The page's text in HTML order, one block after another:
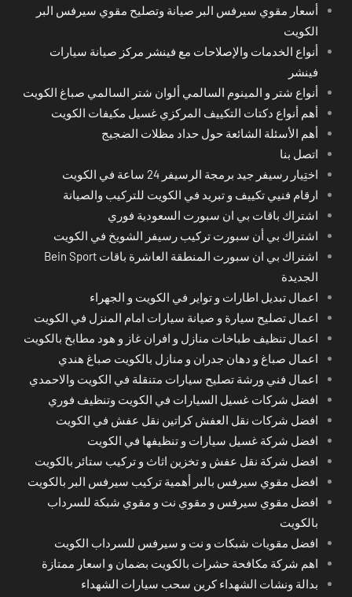
أسعار مقوي سيرفس البر صيانة وتصليح مقوي سيرفس البر
الكويت
أنواع الخدمات والإصلاحات مع فينشر مركز صيانة سيارات
فينشر
أنواع شتر و المينوم السالمي ألوان شتر السالمي صباغ الكويت
أهم أنواع دكتات التكييف المركزي غسيل مكيفات الكويت
أهم الأسئلة الشائعة حول حداد مظلات الضجيج
اتصل بنا
اختِيار رسيفر جيد برمجة الرسيفر 24 ساعة في الكويت
ارقام فنيي تكييف و تبريد في الكويت للتركيب والصيانة
اشتراك باقات بي ان سبورت السعودية فوري
اشتراك بي أن سبورت تركيب رسيفر الشويخ في الكويت
اشتراك بي ان سبورت المنطقة العاشرة باقات Bein Sport
الجديدة
اعمال تبديل اطارات و تواير في الكويت و الجهراء
اعمال تصليح سيارة و صيانة سيارات امام المنزل في الكويت
اعمال تنظيف طباخات منازل و افران غاز و هود مطابخ بالكويت
اعمال صباغ و دهان جدران و منازل بالكويت صباغ هندي
اعمال فني ورشة تصليح سيارات متنقلة في الكويت والاحمدي
افضل شركات غسيل السيارات في الكويت وتنظيف فوري
افضل شركات نقل العفش كراتين نقل عفش في الكويت
افضل شركة غسيل سيارات و تنظيفها في الكويت
افضل شركة نقل عفش و تخزين اثاث و تركيب ستائر بالكويت
افضل مقوي سيرفس بالبر أهمية تركيب سيرفس البر بالكويت
افضل مقوي سيرفس و مقوي نت و مقوي شبكة للسرداب
بالكويت
افضل مقويات شبكات و نت و سيرفس للسرداب الكويت
اهم شركة مكافحة حشرات بالكويت بضمان و اسعار ممتازة
بدالة ونشات الشهداء كرين سحب سيارات الشهداء